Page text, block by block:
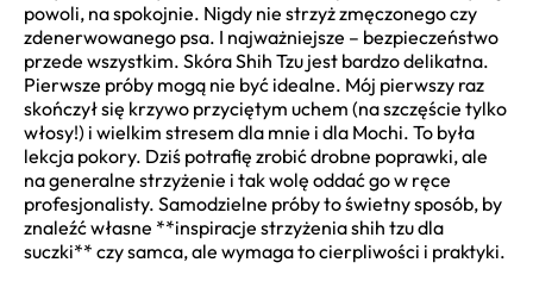
powoli, na spokojnie. Nigdy nie strzyż zmęczonego czy
zdenerwowanego psa. I najważniejsze – bezpieczeństwo
przede wszystkim. Skóra Shih Tzu jest bardzo delikatna.
Pierwsze próby mogą nie być idealne. Mój pierwszy raz
skończył się krzywo przyciętym uchem (na szczęście tylko
włosy!) i wielkim stresem dla mnie i dla Mochi. To była
lekcja pokory. Dziś potrafię zrobić drobne poprawki, ale
na generalne strzyżenie i tak wolę oddać go w ręce
profesjonalisty. Samodzielne próby to świetny sposób, by
znaleźć własne **inspiracje strzyżenia shih tzu dla
suczki** czy samca, ale wymaga to cierpliwości i praktyki.